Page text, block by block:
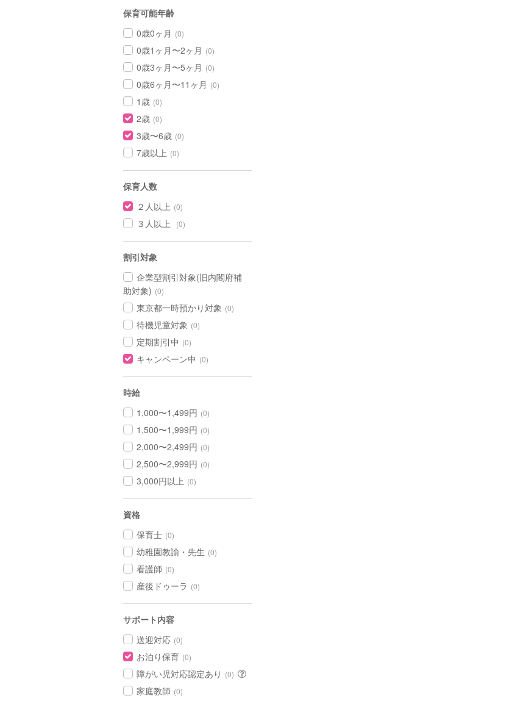
保育可能年齢
0歳0ヶ月 (0)
0歳1ヶ月〜2ヶ月 (0)
0歳3ヶ月〜5ヶ月 (0)
0歳6ヶ月〜11ヶ月 (0)
1歳 (0)
2歳 (0)
3歳〜6歳 (0)
7歳以上 (0)
保育人数
２人以上 (0)
３人以上 (0)
割引対象
企業型割引対象(旧内閣府補
助対象) (0)
東京都一時預かり対象 (0)
待機児童対象 (0)
定期割引中 (0)
キャンペーン中 (0)
時給
1,000〜1,499円 (0)
1,500〜1,999円 (0)
2,000〜2,499円 (0)
2,500〜2,999円 (0)
3,000円以上 (0)
資格
保育士 (0)
幼稚園教諭・先生 (0)
看護師 (0)
産後ドゥーラ (0)
サポート内容
送迎対応 (0)
お泊り保育 (0)
障がい児対応認定あり (0)
家庭教師 (0)